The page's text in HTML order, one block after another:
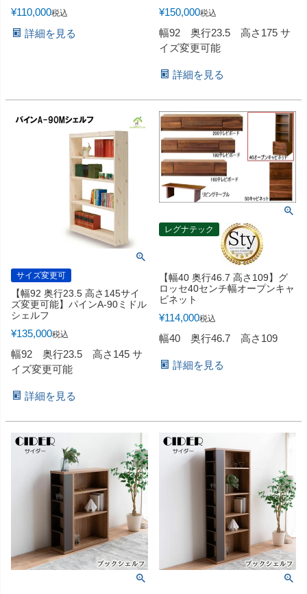
¥110,000税込
詳細を見る
¥150,000税込
幅92 奥行23.5 高さ175 サ
イズ変更可能
詳細を見る
サイズ変更可
【幅92 奥行23.5 高さ145サイ
ズ変更可能】パインA-90ミドル
シェルフ
¥135,000税込
幅92 奥行23.5 高さ145 サ
イズ変更可能
詳細を見る
レグナテック
【幅40 奥行46.7 高さ109】グ
ロッセ40センチ幅オープンキャ
ビネット
¥114,000税込
幅40 奥行46.7 高さ109
詳細を見る